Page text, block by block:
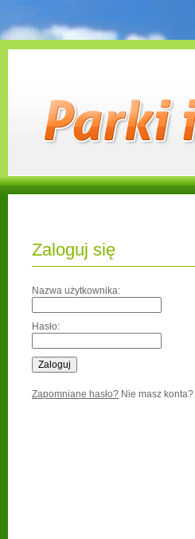
Zaloguj się
Nazwa użytkownika:
Hasło:
Zapomniane hasło? Nie masz konta?